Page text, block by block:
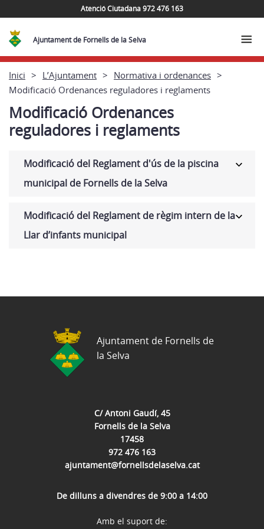
Atenció Ciutadana 972 476 163
Ajuntament de Fornells de la Selva
Inici L’Ajuntament
Normativa i ordenances
Modificació Ordenances reguladores i reglaments
Modificació Ordenances
reguladores i reglaments
Modificació del Reglament d'ús de la piscina
municipal de Fornells de la Selva
Modificació del Reglament de règim intern de la
Llar d’infants municipal
C/ Antoni Gaudí, 45
Fornells de la Selva
17458
972 476 163
ajuntament@fornellsdelaselva.cat
De dilluns a divendres de 9:00 a 14:00
Ajuntament de Fornells de
la Selva
Amb el suport de: